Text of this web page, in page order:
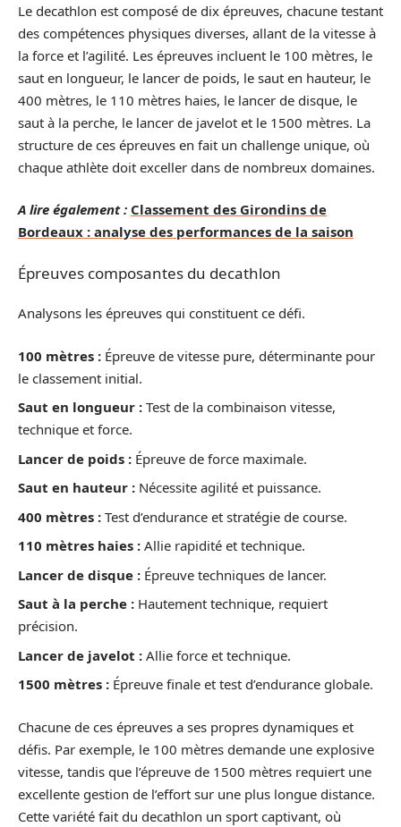
Le decathlon est composé de dix épreuves, chacune testant
des compétences physiques diverses, allant de la vitesse à
la force et l’agilité. Les épreuves incluent le 100 mètres, le
saut en longueur, le lancer de poids, le saut en hauteur, le
400 mètres, le 110 mètres haies, le lancer de disque, le
saut à la perche, le lancer de javelot et le 1500 mètres. La
structure de ces épreuves en fait un challenge unique, où
chaque athlète doit exceller dans de nombreux domaines.
A lire également : Classement des Girondins de
Bordeaux : analyse des performances de la saison
Épreuves composantes du decathlon
Analysons les épreuves qui constituent ce défi.
100 mètres : Épreuve de vitesse pure, déterminante pour
le classement initial.
Saut en longueur : Test de la combinaison vitesse,
technique et force.
Lancer de poids : Épreuve de force maximale.
Saut en hauteur : Nécessite agilité et puissance.
400 mètres : Test d’endurance et stratégie de course.
110 mètres haies : Allie rapidité et technique.
Lancer de disque : Épreuve techniques de lancer.
Saut à la perche : Hautement technique, requiert
précision.
Lancer de javelot : Allie force et technique.
1500 mètres : Épreuve finale et test d’endurance globale.
Chacune de ces épreuves a ses propres dynamiques et
défis. Par exemple, le 100 mètres demande une explosive
vitesse, tandis que l’épreuve de 1500 mètres requiert une
excellente gestion de l’effort sur une plus longue distance.
Cette variété fait du decathlon un sport captivant, où